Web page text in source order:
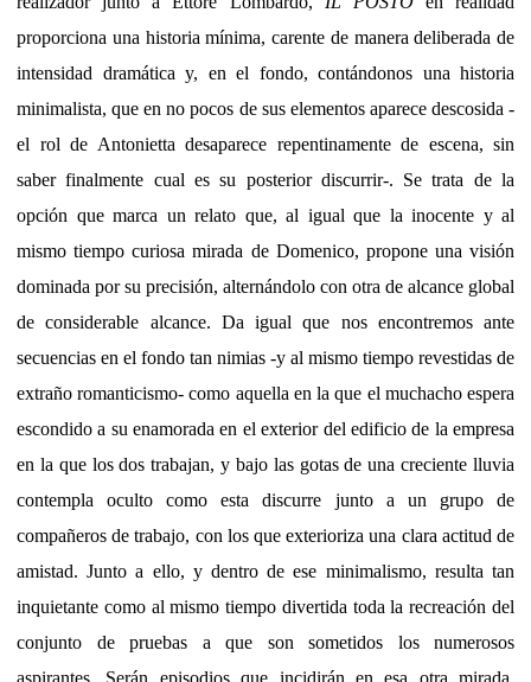
proporciona una historia mínima, carente de manera deliberada de
intensidad dramática y, en el fondo, contándonos una historia
minimalista, que en no pocos de sus elementos aparece descosida -
el rol de Antonietta desaparece repentinamente de escena, sin
saber finalmente cual es su posterior discurrir-. Se trata de la
opción que marca un relato que, al igual que la inocente y al
mismo tiempo curiosa mirada de Domenico, propone una visión
dominada por su precisión, alternándolo con otra de alcance global
de considerable alcance. Da igual que nos encontremos ante
secuencias en el fondo tan nimias -y al mismo tiempo revestidas de
extraño romanticismo- como aquella en la que el muchacho espera
escondido a su enamorada en el exterior del edificio de la empresa
en la que los dos trabajan, y bajo las gotas de una creciente lluvia
contempla oculto como esta discurre junto a un grupo de
compañeros de trabajo, con los que exterioriza una clara actitud de
amistad. Junto a ello, y dentro de ese minimalismo, resulta tan
inquietante como al mismo tiempo divertida toda la recreación del
conjunto de pruebas a que son sometidos los numerosos
aspirantes. Serán episodios que incidirán en esa otra mirada,